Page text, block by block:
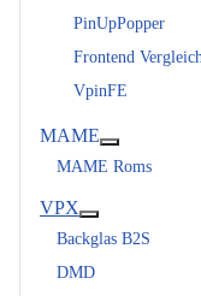
PinUpPopper
Frontend Vergleich
VpinFE
MAME
MAME Roms
VPX
Backglas B2S
DMD